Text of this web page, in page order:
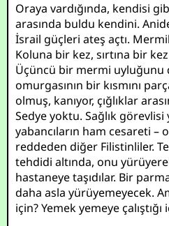
Oraya vardığında, kendisi
arasında buldu kendini.
İsrail güçleri ateş açtı.
Koluna bir kez, sırtına bir
Üçüncü bir mermi
omurgasının bir kısmını
olmuş, kanıyor, çığlıklar
Sedye yoktu. Sağlık görevlisi
yabancıların ham cesareti –
reddeden diğer Filistinliler.
tehdidi altında, onu
hastaneye taşıdılar. Bir
daha asla yürüyemeyecek.
için? Yemek yemeye çalıştığı